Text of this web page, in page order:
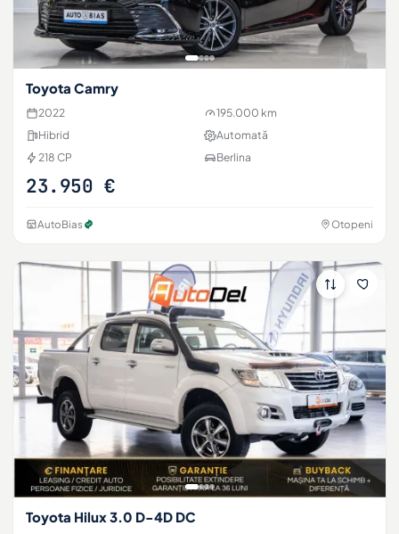
Toyota Camry
2022
195.000 km
Hibrid
Automată
218 CP
Berlina
23.950 €
AutoBias Otopeni
Toyota Hilux 3.0 D-4D DC